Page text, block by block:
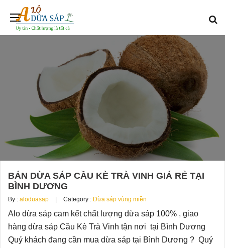
BÁN DỪA SÁP CẦU KÈ TRÀ VINH GIÁ RẺ TẠI
BÌNH DƯƠNG
By : aloduasap Category : Dừa sáp vùng miền
Alo dừa sáp cam kết chất lượng dừa sáp 100% , giao
hàng dừa sáp Cầu Kè Trà Vinh tận nơi tại Bình Dương
Quý khách đang cần mua dừa sáp tại Bình Dương ? Quý